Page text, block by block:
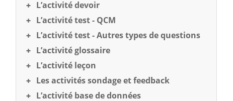
L’activité devoir
L’activité test - QCM
L’activité test - Autres types de questions
L’activité glossaire
L’activité leçon
Les activités sondage et feedback
L’activité base de données